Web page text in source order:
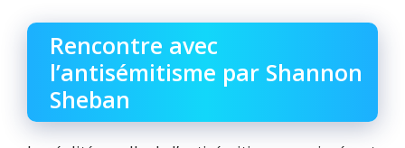
Rencontre avec
l’antisémitisme par Shannon
Sheban